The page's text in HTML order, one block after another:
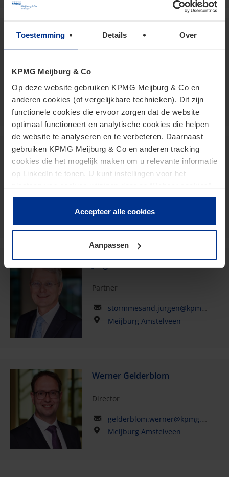
Toestemming Details Over
KPMG Meijburg & Co
Op deze website gebruiken KPMG Meijburg & Co en
anderen cookies (of vergelijkbare technieken). Dit zijn
functionele cookies die ervoor zorgen dat de website
optimaal functioneert en analytische cookies die helpen
de website te analyseren en te verbeteren. Daarnaast
gebruiken KPMG Meijburg & Co en anderen tracking
cookies die het mogelijk maken om u relevante informatie
op LinkedIn te tonen. U kunt instellingen voor het
te klikken. Als u op “Accepteer alle cookies” klikt, geeft u
toestemming voor het gebruik van alle cookies. Deze
toestemming kunt u altijd weer intrekken.
Accepteer alle cookies
Aanpassen
Fred van Horzen
Meijburg Amstelveen
Paul te Boekhorst
Senior Manager
teboekhorst.paul@kpmg.com
Meijburg Amstelveen
Partner
stormmesand.jurgen@kpmg.com
Meijburg Amstelveen
Werner Gelderblom
Director
gelderblom.werner@kpmg.com
Meijburg Amstelveen